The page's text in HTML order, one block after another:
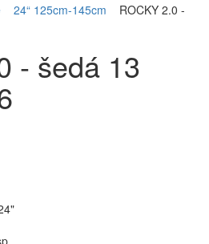
24“ 125cm-145cm
ROCKY 2.0 -
- šedá 13